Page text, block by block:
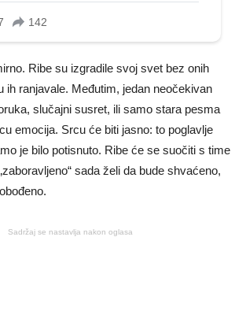
Ribe su izgradile svoj svet bez onih
ih ranjavale. Međutim, jedan neočekivan
slučajni susret, ili samo stara pesma
emocija. Srcu će biti jasno: to poglavlje
je bilo potisnuto. Ribe će se suočiti s time
sada želi da bude shvaćeno,
Sadržaj se nastavlja nakon oglasa